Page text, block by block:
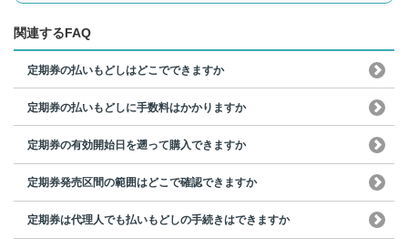
関連するFAQ
定期券の払いもどしはどこでできますか
定期券の払いもどしに手数料はかかりますか
定期券の有効開始日を遡って購入できますか
定期券発売区間の範囲はどこで確認できますか
定期券は代理人でも払いもどしの手続きはできますか